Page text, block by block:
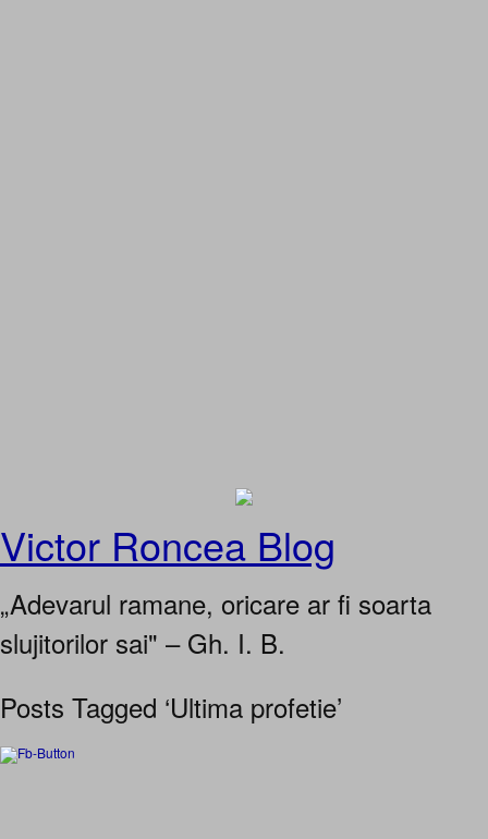
Victor Roncea Blog
„Adevarul ramane, oricare ar fi soarta
slujitorilor sai" – Gh. I. B.
Posts Tagged ‘Ultima profetie’